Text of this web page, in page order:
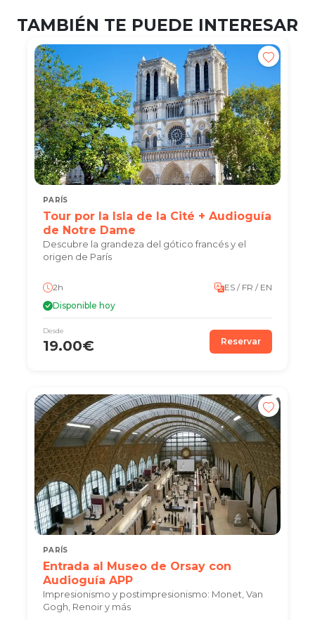
TAMBIÉN TE PUEDE INTERESAR
PARÍS
Tour por la Isla de la Cité + Audioguía
de Notre Dame
Descubre la grandeza del gótico francés y el
origen de París
2h
ES / FR / EN
Disponible hoy
Desde
19.00€ Reservar
PARÍS
Entrada al Museo de Orsay con
Audioguía APP
Impresionismo y postimpresionismo: Monet, Van
Gogh, Renoir y más